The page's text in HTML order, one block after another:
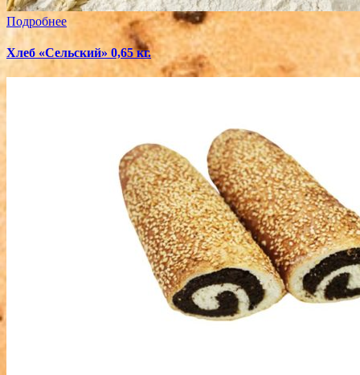
Подробнее
Хлеб «Сельский» 0,65 кг.